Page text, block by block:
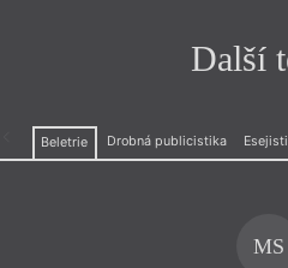
Další
Beletrie Drobná publicistika
MS